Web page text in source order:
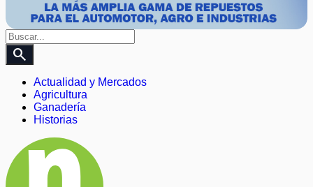
search
Actualidad y Mercados
Agricultura
Ganadería
Historias